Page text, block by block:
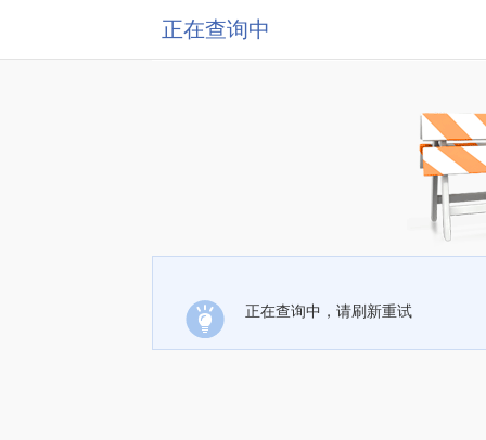
正在查询中
正在查询中，请刷新重试